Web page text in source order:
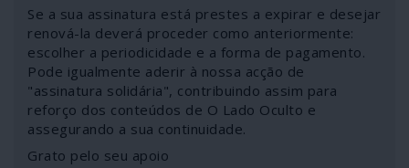
Se a sua assinatura está prestes a expirar e desejar
renová-la deverá proceder como anteriormente:
escolher a periodicidade e a forma de pagamento.
Pode igualmente aderir à nossa acção de
"assinatura solidária", contribuindo assim para
reforço dos conteúdos de O Lado Oculto e
assegurando a sua continuidade.
Grato pelo seu apoio